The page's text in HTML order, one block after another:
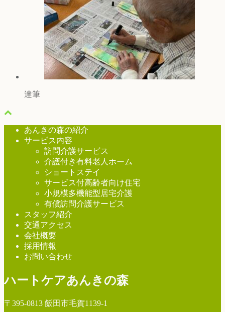
達筆
あんきの森の紹介
サービス内容
訪問介護サービス
介護付き有料老人ホーム
ショートステイ
サービス付高齢者向け住宅
小規模多機能型居宅介護
有償訪問介護サービス
スタッフ紹介
交通アクセス
会社概要
採用情報
お問い合わせ
ハートケアあんきの森
〒395-0813 飯田市毛賀1139-1